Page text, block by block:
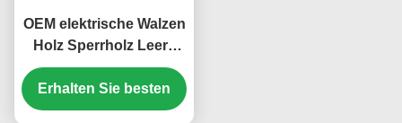
OEM elektrische Walzen
Holz Sperrholz Leere
Holzkabelspulen
Erhalten Sie besten